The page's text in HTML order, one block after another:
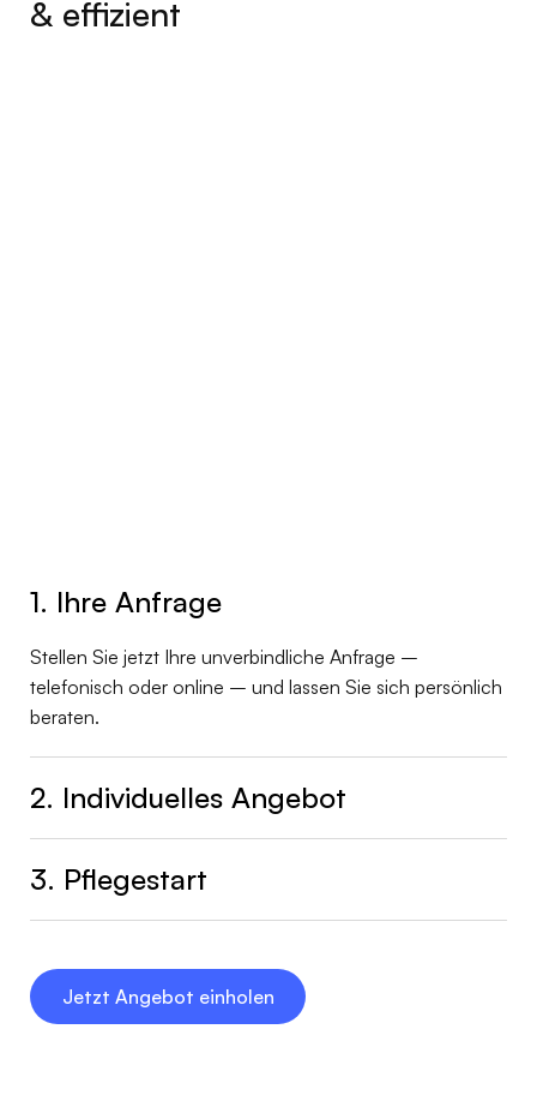
1. Ihre Anfrage
Stellen Sie jetzt Ihre unverbindliche Anfrage –
telefonisch oder online – und lassen Sie sich persönlich
beraten.
2. Individuelles Angebot
3. Pflegestart
Jetzt Angebot einholen
& effizient